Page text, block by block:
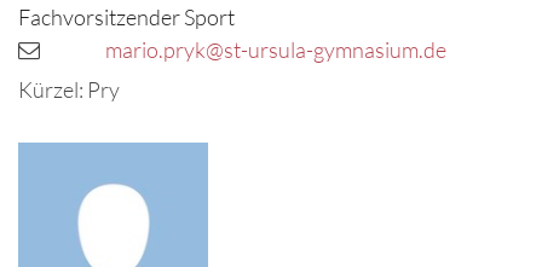
Fachvorsitzender Sport
mario.pryk@st-ursula-gymnasium.de
Kürzel: Pry